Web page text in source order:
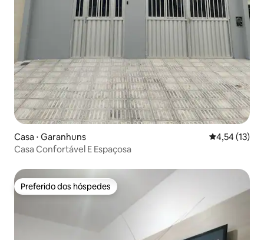
Casa ⋅ Garanhuns 4,54 de uma
4,54 (13)
Casa Confortável E Espaçosa
Preferido dos hóspedes
Preferido dos hóspedes